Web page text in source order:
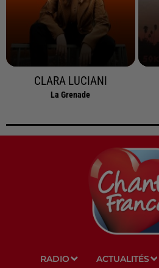
CLARA LUCIANI
La Grenade
RADIO ACTUALITÉS